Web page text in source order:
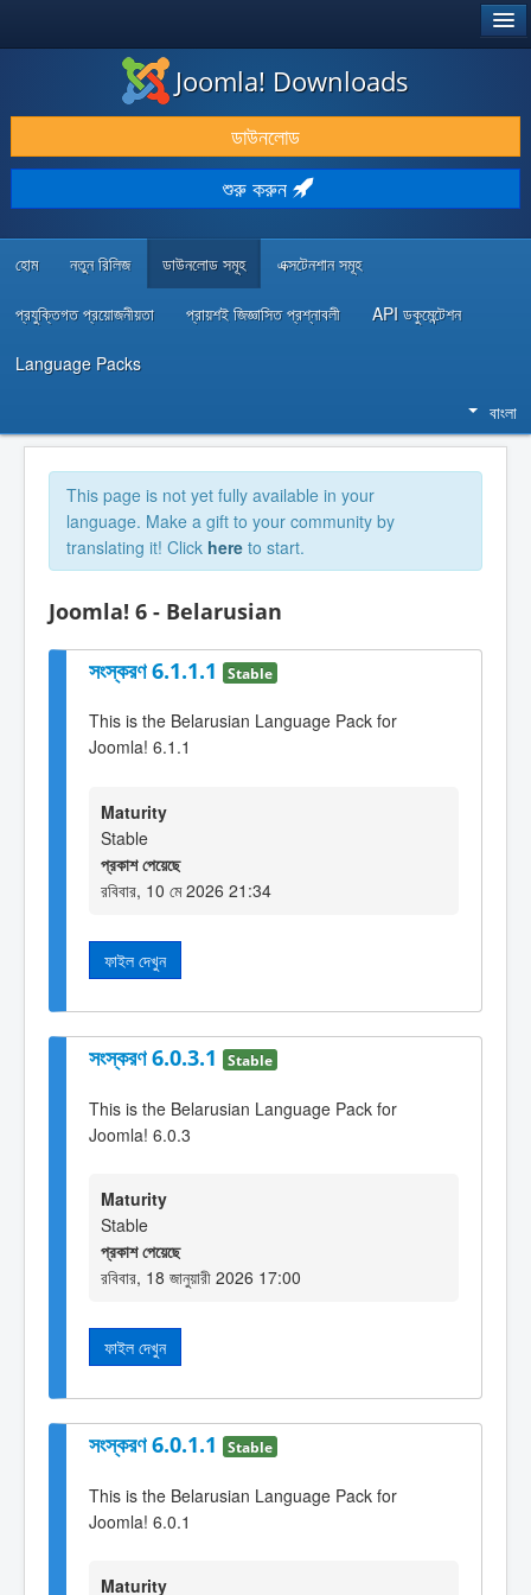
ডাউনলোড & প্রসারিত করুন
আবিষ্কার & শিখুন
কমিউনিটি & সহায়তা
Joomla! Downloads
ডাউনলোড
শুরু করুন
হোম নতুন রিলিজ ডাউনলোড সমূহ এক্সটেনশান সমূহ
প্রযুক্তিগত প্রয়োজনীয়তা প্রায়শই জিজ্ঞাসিত প্রশ্নাবলী API ডকুমেন্টেশন
Language Packs
বাংলা
This page is not yet fully available in your
language. Make a gift to your community by
translating it! Click here to start.
Joomla! 6 - Belarusian
সংস্করণ 6.1.1.1 Stable
This is the Belarusian Language Pack for
Joomla! 6.1.1
Maturity
Stable
প্রকাশ পেয়েছে
রবিবার, 10 মে 2026 21:34
ফাইল দেখুন
সংস্করণ 6.0.3.1 Stable
This is the Belarusian Language Pack for
Joomla! 6.0.3
Maturity
Stable
প্রকাশ পেয়েছে
রবিবার, 18 জানুয়ারী 2026 17:00
ফাইল দেখুন
সংস্করণ 6.0.1.1 Stable
This is the Belarusian Language Pack for
Joomla! 6.0.1
Maturity